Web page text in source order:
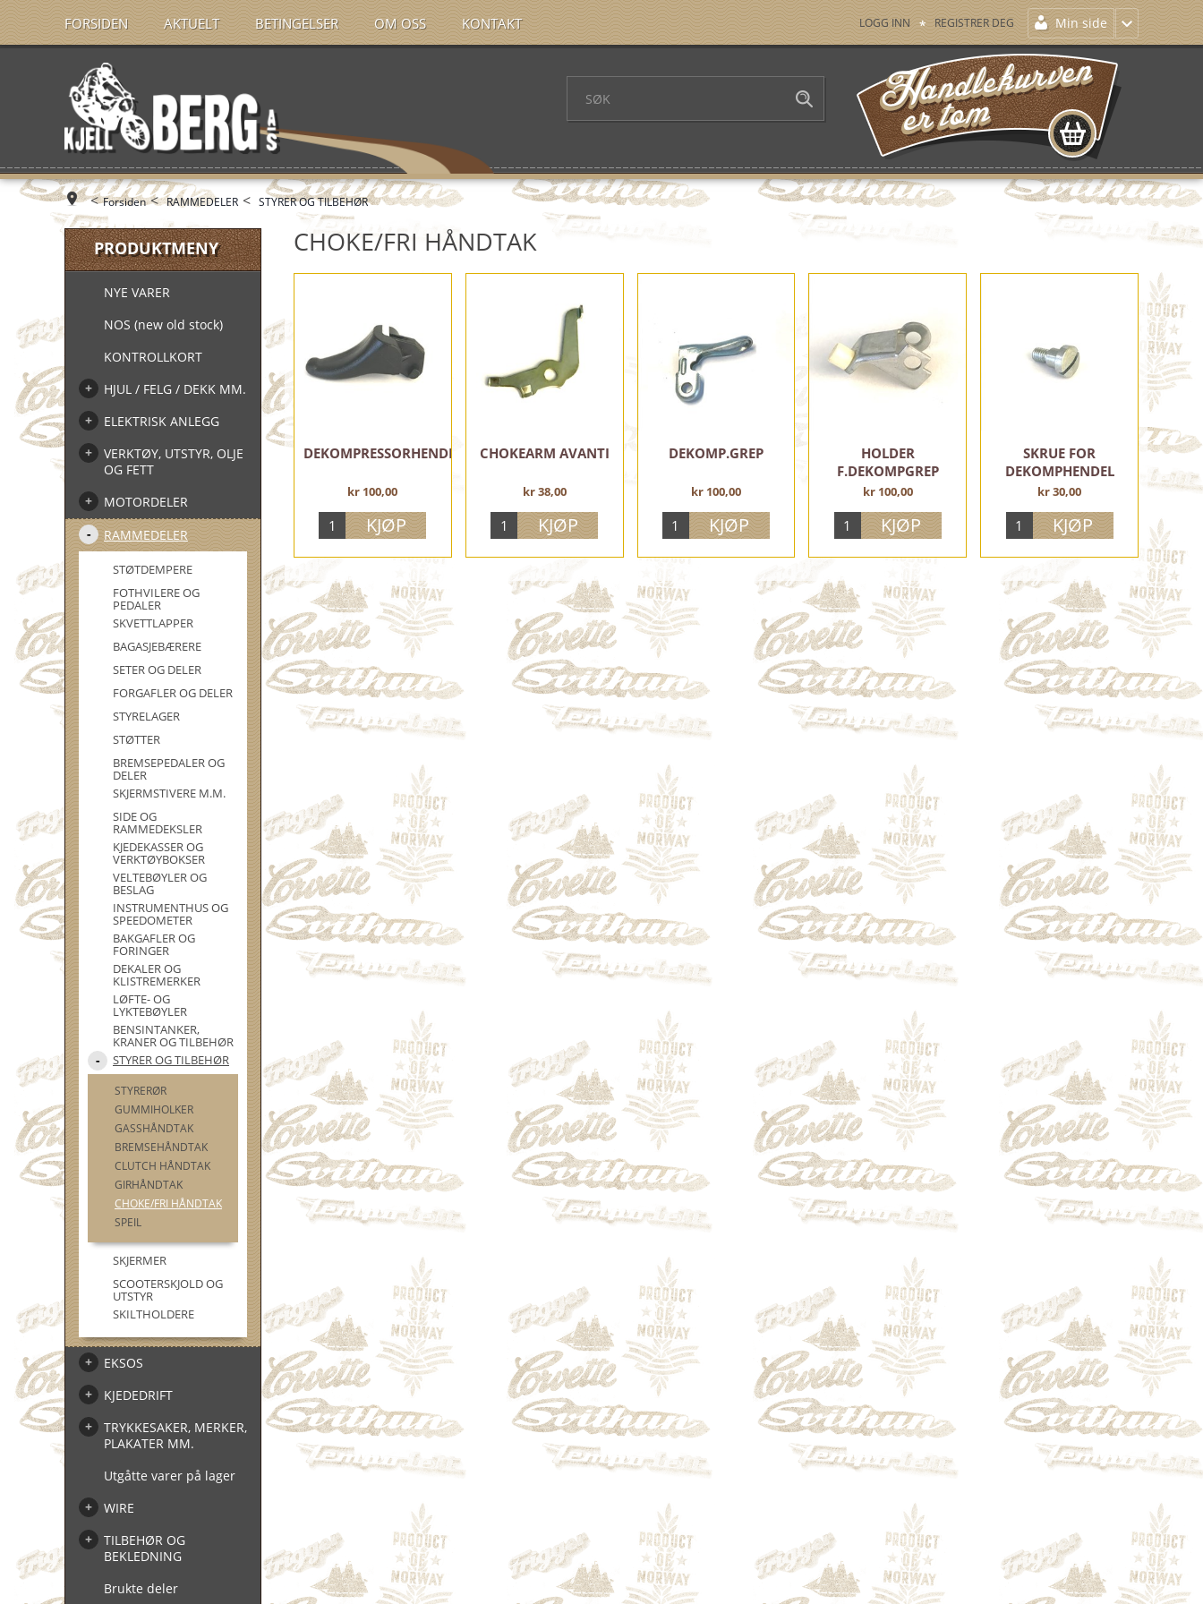
FORSIDEN AKTUELT BETINGELSER OM OSS KONTAKT Min side
LOGG INN REGISTRER DEG
HANDLEKURVEN ER TOM
< Forsiden < RAMMEDELER < STYRER OG TILBEHØR
PRODUKTMENY
NYE VARER
NOS (new old stock)
KONTROLLKORT
HJUL / FELG / DEKK MM.
ELEKTRISK ANLEGG
VERKTØY, UTSTYR, OLJE
OG FETT
MOTORDELER
RAMMEDELER
STØTDEMPERE
FOTHVILERE OG
PEDALER
SKVETTLAPPER
BAGASJEBÆRERE
SETER OG DELER
FORGAFLER OG DELER
STYRELAGER
STØTTER
BREMSEPEDALER OG
DELER
SKJERMSTIVERE M.M.
SIDE OG
RAMMEDEKSLER
KJEDEKASSER OG
VERKTØYBOKSER
VELTEBØYLER OG
BESLAG
INSTRUMENTHUS OG
SPEEDOMETER
BAKGAFLER OG
FORINGER
DEKALER OG
KLISTREMERKER
LØFTE- OG
LYKTEBØYLER
BENSINTANKER,
KRANER OG TILBEHØR
STYRER OG TILBEHØR
STYRERØR
GUMMIHOLKER
GASSHÅNDTAK
BREMSEHÅNDTAK
CLUTCH HÅNDTAK
GIRHÅNDTAK
CHOKE/FRI HÅNDTAK
SPEIL
SKJERMER
SCOOTERSKJOLD OG
UTSTYR
SKILTHOLDERE
EKSOS
KJEDEDRIFT
TRYKKESAKER, MERKER,
PLAKATER MM.
Utgåtte varer på lager
WIRE
TILBEHØR OG
BEKLEDNING
Brukte deler
CHOKE/FRI HÅNDTAK
DEKOMPRESSORHENDEL
kr 100,00
CHOKEARM AVANTI
kr 38,00
DEKOMP.GREP
kr 100,00
HOLDER
F.DEKOMPGREP
kr 100,00
SKRUE FOR
DEKOMPHENDEL
M4x10
kr 30,00